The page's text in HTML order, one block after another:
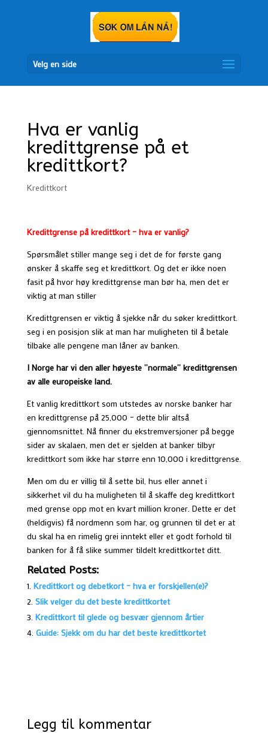
Velg en side
Hva er vanlig
kredittgrense på et
kredittkort?
Kredittkort
Kredittgrense på kredittkort – hva er vanlig?
Spørsmålet stiller mange seg i det de for første gang
ønsker å skaffe seg et kredittkort. Og det er ikke noen
fasit på hvor høy kredittgrense man bør ha, men det er
viktig at man stiller
Kredittgrensen er viktig å sjekke når du søker kredittkort.
seg i en posisjon slik at man har muligheten til å betale
tilbake alle pengene man låner av banken.
I Norge har vi den aller høyeste ”normale” kredittgrensen
av alle europeiske land.
Et vanlig kredittkort som utstedes av norske banker har
en kredittgrense på 25,000 – dette blir altså
gjennomsnittet. Nå finner du ekstremversjoner på begge
sider av skalaen, men det er sjelden at banker tilbyr
kredittkort som ikke har større enn 10,000 i kredittgrense.
Men om du er villig til å sette bil, hus eller annet i
sikkerhet vil du ha muligheten til å skaffe deg kredittkort
med grense opp mot en kvart million kroner. Dette er det
(heldigvis) få nordmenn som har, og grunnen til det er at
du skal ha en rimelig grei inntekt eller et godt forhold til
banken for å få slike summer tildelt kredittkortet ditt.
Related Posts:
Kredittkort og debetkort – hva er forskjellen(e)?
Slik velger du det beste kredittkortet
Kredittkort til glede og besvær gjennom årtier
Guide: Sjekk om du har det beste kredittkortet
Legg til kommentar